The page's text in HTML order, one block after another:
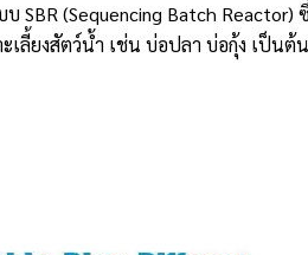
SBR (Sequencing Batch
เลี้ยงสัตว์น้ำ เช่น บ่อปลา บ่อกุ้ง เป็นต้น